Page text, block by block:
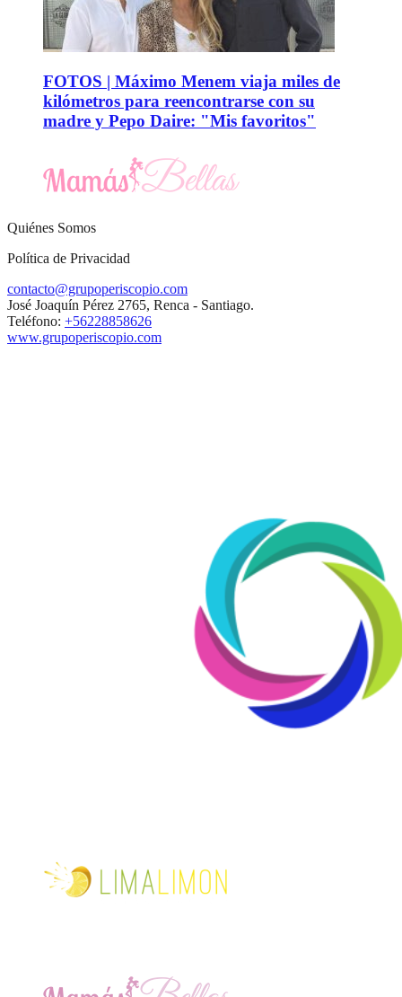
FOTOS | Máximo Menem viaja miles de
kilómetros para reencontrarse con su
madre y Pepo Daire: "Mis favoritos"
Quiénes Somos
Política de Privacidad
contacto@grupoperiscopio.com
José Joaquín Pérez 2765, Renca - Santiago.
Teléfono: +56228858626
www.grupoperiscopio.com